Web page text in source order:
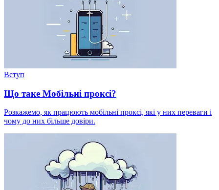
Вступ
Що таке Мобільні проксі?
Розкажемо, як працюють мобільні проксі, які у них переваги і
чому до них більше довіри.